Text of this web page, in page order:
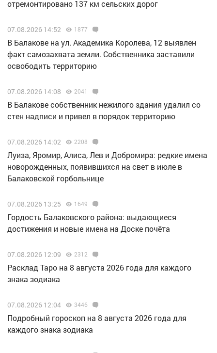
отремонтировано 137 км сельских дорог
07.08.2026 14:52 1877
В Балакове на ул. Академика Королева, 12 выявлен
факт самозахвата земли. Собственника заставили
освободить территорию
07.08.2026 14:08 2041
В Балакове собственник нежилого здания удалил со
стен надписи и привел в порядок территорию
07.08.2026 14:02 2208
Луиза, Яромир, Алиса, Лев и Добромира: редкие имена
новорожденных, появившихся на свет в июле в
Балаковской горбольнице
07.08.2026 13:25 1649
Гордость Балаковского района: выдающиеся
достижения и новые имена на Доске почёта
07.08.2026 12:09 2312
Расклад Таро на 8 августа 2026 года для каждого
знака зодиака
07.08.2026 12:04 3446
Подробный гороскоп на 8 августа 2026 года для
каждого знака зодиака